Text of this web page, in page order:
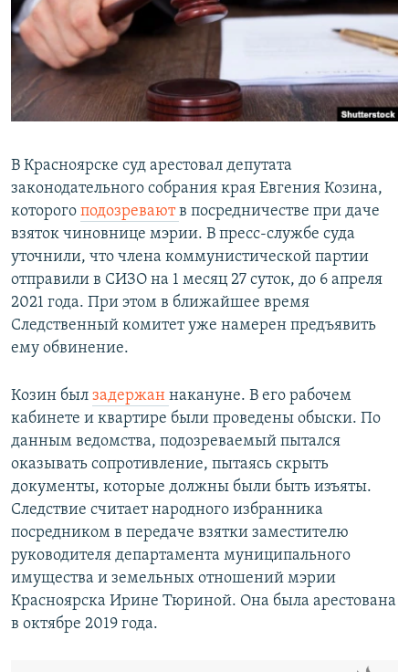
РАСПИСАНИЕ ВЕЩАНИЯ
ПОДПИШИТЕСЬ НА РАССЫЛКУ
СОЦИАЛЬНЫЕ СЕТИ
Все сайты РСЕ/РС
В Красноярске суд арестовал депутата
законодательного собрания края Евгения Козина,
которого подозреваютв посредничестве при даче
взяток чиновнице мэрии. В пресс-службе суда
уточнили, что члена коммунистической партии
отправили в СИЗО на 1 месяц 27 суток, до 6 апреля
2021 года. При этом в ближайшее время
Следственный комитет уже намерен предъявить
ему обвинение.
Козин был задержан накануне. В его рабочем
кабинете и квартире были проведены обыски. По
данным ведомства, подозреваемый пытался
оказывать сопротивление, пытаясь скрыть
документы, которые должны были быть изъяты.
Следствие считает народного избранника
посредником в передаче взятки заместителю
руководителя департамента муниципального
имущества и земельных отношений мэрии
Красноярска Ирине Тюриной. Она была арестована
в октябре 2019 года.